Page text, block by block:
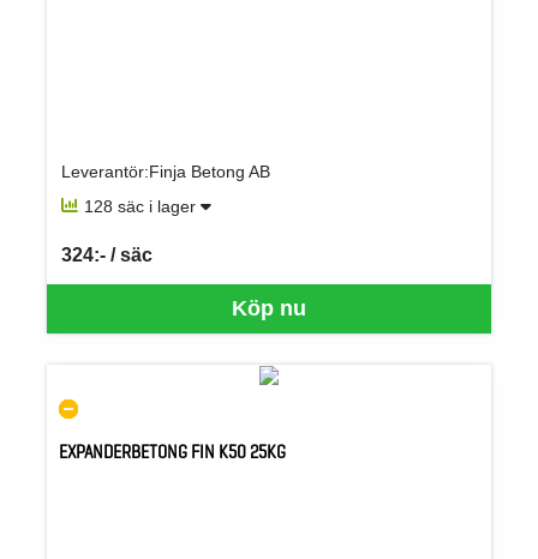
Leverantör:Finja Betong AB
128 säc i lager
Köp nu
324:- / säc
SEK per SÄC
EXPANDERBETONG FIN K50 25KG